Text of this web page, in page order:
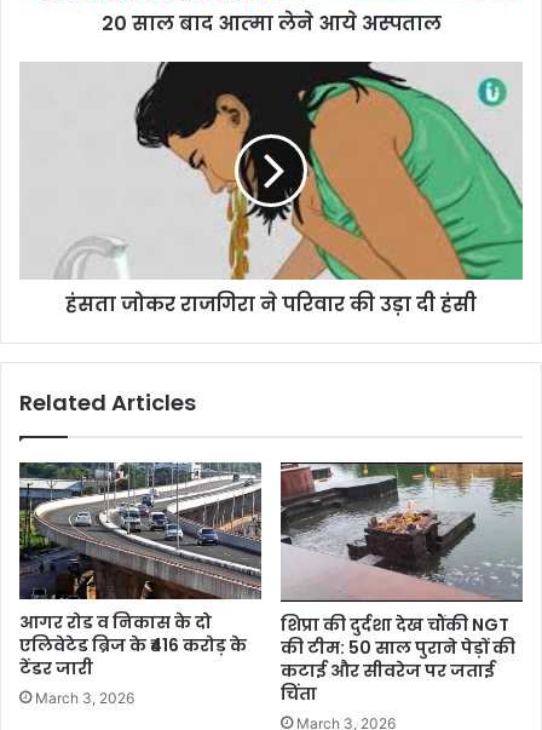
20 साल बाद आत्‍मा लेने आये अस्‍पताल
हंसता जोकर राजगिरा ने परिवार की उड़ा दी हंसी
Related Articles
आगर रोड व निकास के दो
एलिवेटेड ब्रिज के ₹416 करोड़ के
टेंडर जारी
March 3, 2026
शिप्रा की दुर्दशा देख चौंकी NGT
की टीम: 50 साल पुराने पेड़ों की
कटाई और सीवरेज पर जताई
चिंता
March 3, 2026